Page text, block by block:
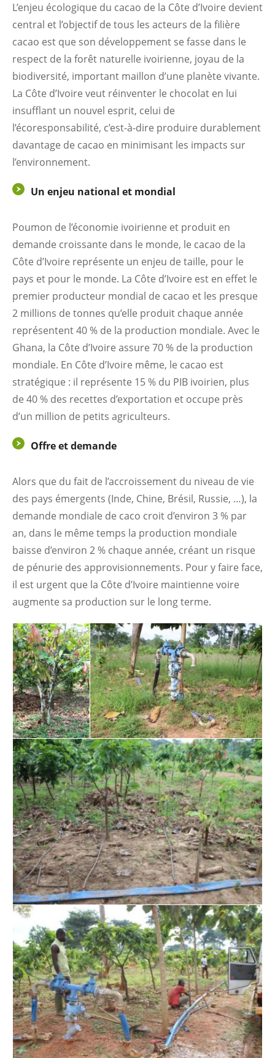
L’enjeu écologique du cacao de la Côte d’Ivoire devient
central et l’objectif de tous les acteurs de la filière
cacao est que son développement se fasse dans le
respect de la forêt naturelle ivoirienne, joyau de la
biodiversité, important maillon d’une planète vivante.
La Côte d’Ivoire veut réinventer le chocolat en lui
insufflant un nouvel esprit, celui de
l’écoresponsabilité, c’est-à-dire produire durablement
davantage de cacao en minimisant les impacts sur
l’environnement.
Un enjeu national et mondial
Poumon de l’économie ivoirienne et produit en
demande croissante dans le monde, le cacao de la
Côte d’Ivoire représente un enjeu de taille, pour le
pays et pour le monde. La Côte d’Ivoire est en effet le
premier producteur mondial de cacao et les presque
2 millions de tonnes qu’elle produit chaque année
représentent 40 % de la production mondiale. Avec le
Ghana, la Côte d’Ivoire assure 70 % de la production
mondiale. En Côte d’Ivoire même, le cacao est
stratégique : il représente 15 % du PIB ivoirien, plus
de 40 % des recettes d’exportation et occupe près
d’un million de petits agriculteurs.
Offre et demande
Alors que du fait de l’accroissement du niveau de vie
des pays émergents (Inde, Chine, Brésil, Russie, …), la
demande mondiale de caco croit d’environ 3 % par
an, dans le même temps la production mondiale
baisse d’environ 2 % chaque année, créant un risque
de pénurie des approvisionnements. Pour y faire face,
il est urgent que la Côte d’Ivoire maintienne voire
augmente sa production sur le long terme.